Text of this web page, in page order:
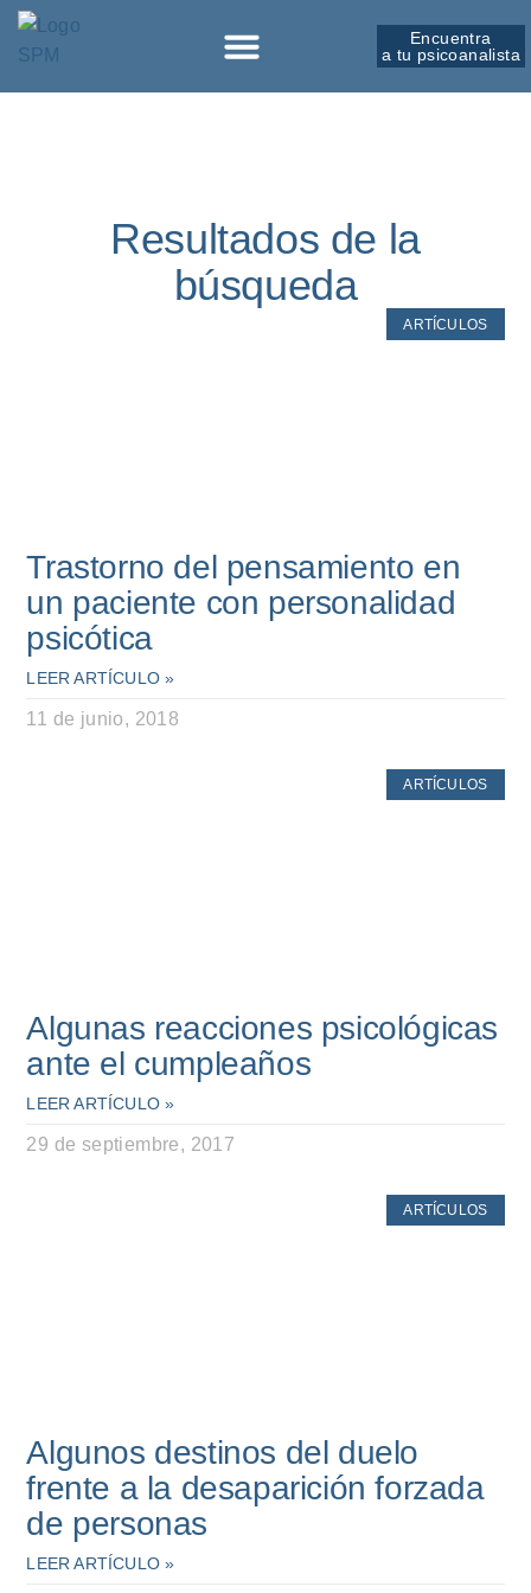
Encuentra
a tu psicoanalista
Resultados de la
búsqueda
ARTÍCULOS
Trastorno del pensamiento en
un paciente con personalidad
psicótica
LEER ARTÍCULO »
11 de junio, 2018
ARTÍCULOS
Algunas reacciones psicológicas
ante el cumpleaños
LEER ARTÍCULO »
29 de septiembre, 2017
ARTÍCULOS
Algunos destinos del duelo
frente a la desaparición forzada
de personas
LEER ARTÍCULO »